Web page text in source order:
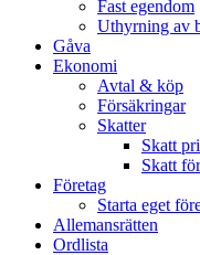
Fast egendom
Uthyrning av
Gåva
Ekonomi
Avtal & köp
Försäkringar
Skatter
Skatt
Skatt
Företag
Starta eget
Allemansrätten
Ordlista